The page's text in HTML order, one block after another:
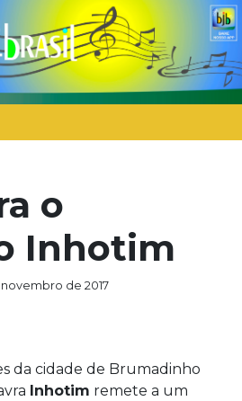
o
Inhotim
de 2017
da cidade de Brumadinho
Inhotim remete a um